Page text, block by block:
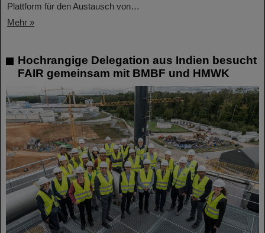
Plattform für den Austausch von…
Mehr »
Hochrangige Delegation aus Indien besucht
FAIR gemeinsam mit BMBF und HMWK